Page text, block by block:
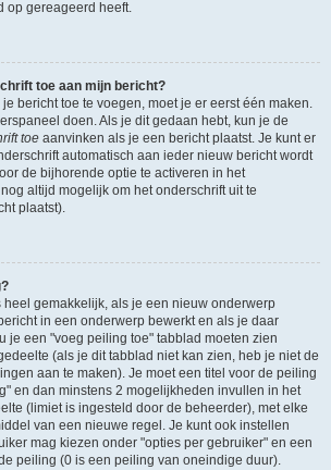
op gereageerd heeft.
toe aan mijn bericht?
bericht toe te voegen, moet je er eerst één maken.
doen. Als je dit gedaan hebt, kun je de
toe aanvinken als je een bericht plaatst. Je kunt er
automatisch aan ieder nieuw bericht wordt
de bijhorende optie te activeren in het
altijd mogelijk om het onderschrift uit te
plaatst).
heel gemakkelijk, als je een nieuw onderwerp
in een onderwerp bewerkt en als je daar
je een "voeg peiling toe" tabblad moeten zien
(als je dit tabblad niet kan zien, heb je niet de
aan te maken). Je moet een titel voor de peiling
en dan minstens 2 mogelijkheden invullen in het
(limiet is ingesteld door de beheerder), met elke
van een nieuwe regel. Je kunt ook instellen
mag kiezen onder "opties per gebruiker" en een
peiling (0 is een peiling van oneindige duur).